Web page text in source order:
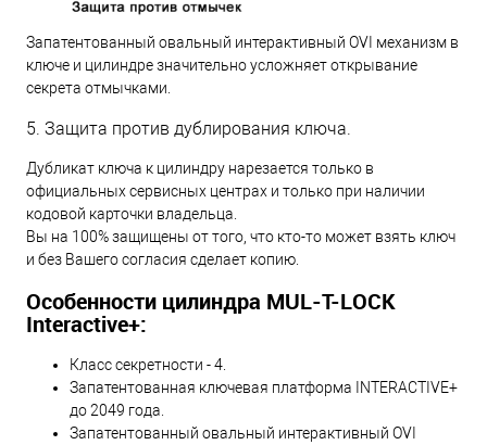
Запатентованный овальный интерактивный OVI механизм в
ключе и цилиндре значительно усложняет открывание
секрета отмычками.
5. Защита против дублирования ключа.
Дубликат ключа к цилиндру нарезается только в
официальных сервисных центрах и только при наличии
кодовой карточки владельца.
Вы на 100% защищены от того, что кто-то может взять ключ
и без Вашего согласия сделает копию.
Особенности цилиндра MUL-T-LOCK
Interactive+:
Класс секретности - 4.
Запатентованная ключевая платформа INTERACTIVE+
до 2049 года.
Запатентованный овальный интерактивный OVI